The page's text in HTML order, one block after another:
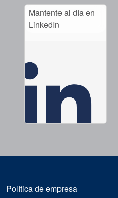
Mantente al día en
LinkedIn
Política de empresa